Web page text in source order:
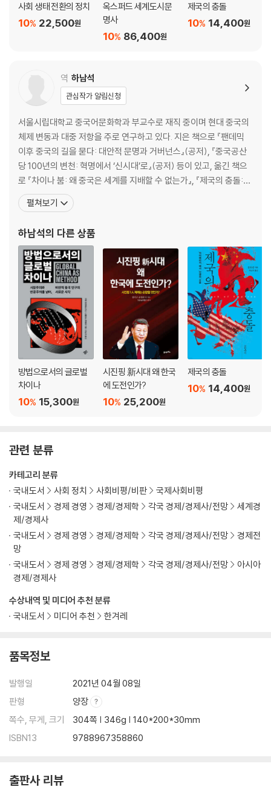
사회 생태 전환의 정치
22,500원
10%
옥스퍼드 세계도시문
명사
86,400원
10%
제국의 충돌
14,400원
10%
역 하남석
관심작가 알림신청
서울시립대학교 중국어문화학과 부교수로 재직 중이며 현대 중국의
체제 변동과 대중 저항을 주로 연구하고 있다. 지은 책으로 『팬데믹
이후 중국의 길을 묻다: 대안적 문명과 거버넌스』(공저), 『중국공산
당 100년의 변천: 혁명에서 ‘신시대’로』(공저) 등이 있고, 옮긴 책으
로 『차이나 붐: 왜 중국은 세계를 지배할 수 없는가』, 『제국의 충돌:
‘차이메리카’에서 ‘신냉전’으로』, 『아이폰을 위해 죽다: 애플, 폭스콘,
그리고 중국 노동자의 삶』(공역) 등이 있다. 주요 논문으로는 「중국의
중첩과 트라우마의 재
펼쳐보기
하남석의 다른 상품
방법으로서의 글로벌
차이나
15,300원
10%
시진핑 新시대 왜 한국
에 도전인가?
25,200원
10%
제국의 충돌
14,400원
10%
관련 분류
수상내역 및 미디어 추천 분류
국내도서
미디어 추천 한겨레
카테고리 분류
국내도서
사회 정치 사회비평/비판
국제사회비평
국내도서
경제 경영 경제/경제학 각국 경제/경제사/전망
세계경
제/경제사
국내도서
경제 경영 경제/경제학 각국 경제/경제사/전망
경제전
망
국내도서
경제 경영 경제/경제학 각국 경제/경제사/전망
아시아
경제/경제사
품목정보
발행일
2021년 04월 08일
판형
양장
쪽수, 무게, 크기
304쪽 | 346g | 140*200*30mm
ISBN13
9788967358860
출판사 리뷰